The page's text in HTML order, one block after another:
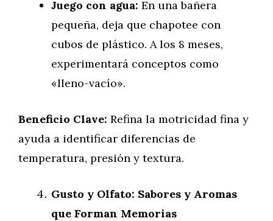
Juego con agua: En una bañera
pequeña, deja que chapotee con
cubos de plástico. A los 8 meses,
experimentará conceptos como
«lleno-vacío».
Beneficio Clave: Refina la motricidad fina y
ayuda a identificar diferencias de
temperatura, presión y textura.
Gusto y Olfato: Sabores y Aromas
que Forman Memorias